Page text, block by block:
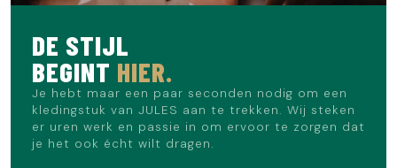
DE STIJL
BEGINT HIER.
Je hebt maar een paar seconden nodig om een
kledingstuk van JULES aan te trekken. Wij steken
er uren werk en passie in om ervoor te zorgen dat
je het ook écht wilt dragen.